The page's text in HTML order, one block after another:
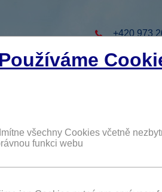
+420 973
Používáme
všechny Cookies včetně
funkci webu
kancelář